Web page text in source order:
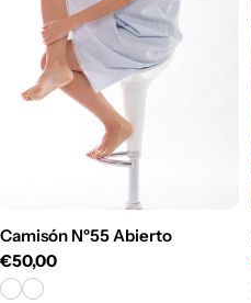
Camisón Nº55 Abierto
Precio
habitual
€50,00